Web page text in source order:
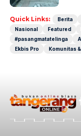
Quick Links: Berita
Nasional
Featured
#pasangmatatelinga
Ekbis Pro
Komunitas